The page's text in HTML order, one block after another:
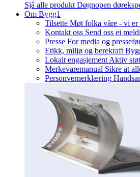
Sjå alle produkt Døgnopen
Om Bygg1
Tilsette Møt folka våre - vi er
Kontakt oss Send oss ei
Presse For media og
Etikk, miljø og berekraft
Lokalt engasjement Aktiv
Merkevaremanual Sikre at
Personvernerklæring